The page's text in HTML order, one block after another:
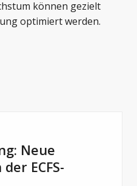
können gezielt
optimiert werden.
Neue
ECFS-